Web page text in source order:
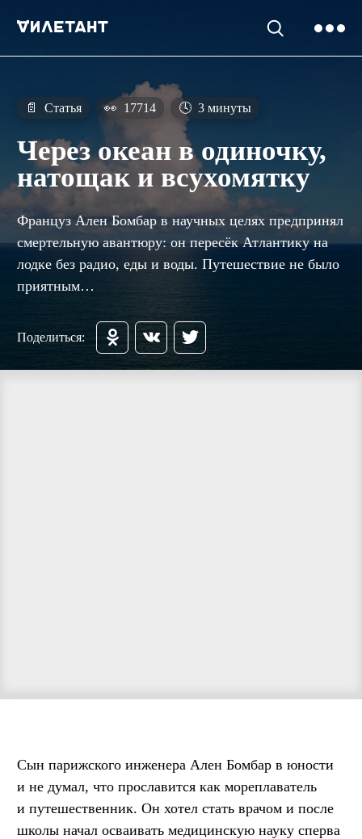
📄 Статья 👀 17714 🕓 3 минуты
Через океан в одиночку,
натощак и всухомятку
Француз Ален Бомбар в научных целях предпринял
смертельную авантюру: он пересёк Атлантику на
лодке без радио, еды и воды. Путешествие не было
приятным…
Поделиться:
Cын парижского инженера Ален Бомбар в юности
и не думал, что прославится как мореплаватель
и путешественник. Он хотел стать врачом и после
школы начал осваивать медицинскую науку сперва